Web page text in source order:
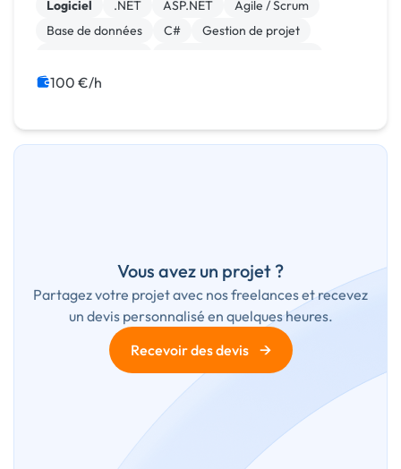
Logiciel .NET ASP.NET
Agile / Scrum
Base de données
C#
Gestion de projet
CRM
100 €/h
Vous avez un projet ?
Partagez votre projet avec nos freelances et recevez
un devis personnalisé en quelques heures.
Recevoir des devis
→